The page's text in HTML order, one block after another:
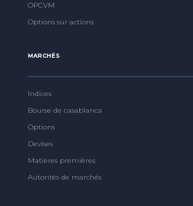
OPCVM
Options sur actions
MARCHÉS
Indices
Bourse de casablanca
Options
Devises
Matières premières
Autorités de marchés